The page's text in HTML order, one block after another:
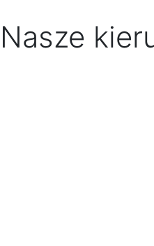
Nasze